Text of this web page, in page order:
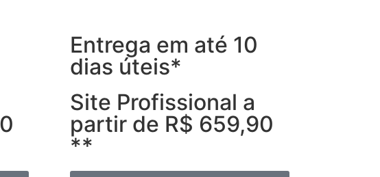
Entrega em até 10
dias úteis*
Site Profissional a
partir de R$ 659,90
**